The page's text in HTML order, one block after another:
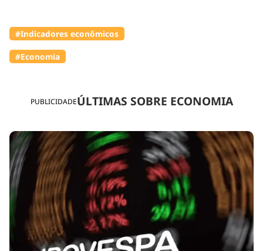
PUBLICIDADEÚLTIMAS SOBRE ECONOMIA
#Indicadores econômicos
#Economia